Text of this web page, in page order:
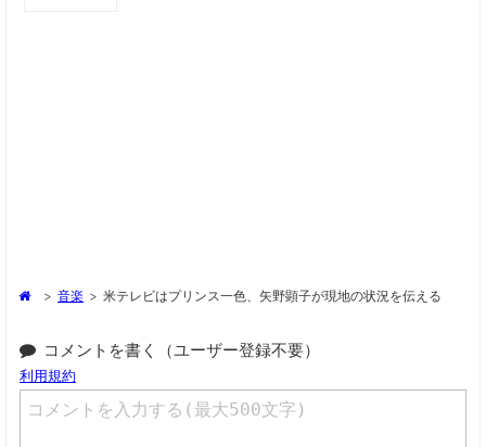
> 音楽 > 米テレビはプリンス一色、矢野顕子が現地の状況を伝える
コメントを書く（ユーザー登録不要）